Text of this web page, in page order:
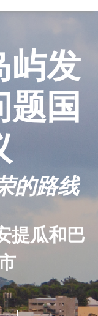
屿发
题国
的路线
提瓜和巴